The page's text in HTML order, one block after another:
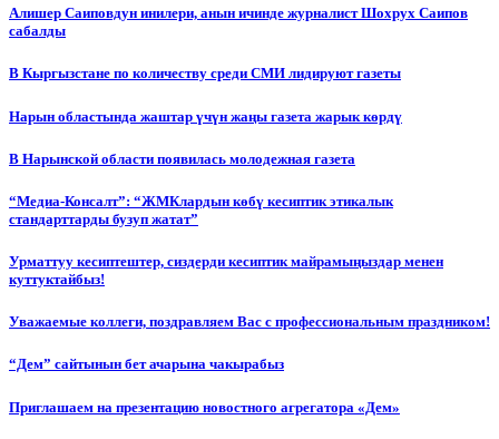
Алишер Саиповдун инилери, анын ичинде журналист Шохрух Саипов
сабалды
В Кыргызстане по количеству среди СМИ лидируют газеты
Нарын областында жаштар үчүн жаңы газета жарык көрдү
В Нарынской области появилась молодежная газета
“Медиа-Консалт”: “ЖМКлардын көбү кесиптик этикалык
стандарттарды бузуп жатат”
Урматтуу кесиптештер, сиздерди кесиптик майрамыңыздар менен
куттуктайбыз!
Уважаемые коллеги, поздравляем Вас с профессиональным праздником!
“Дем” сайтынын бет ачарына чакырабыз
Приглашаем на презентацию новостного агрегатора «Дем»